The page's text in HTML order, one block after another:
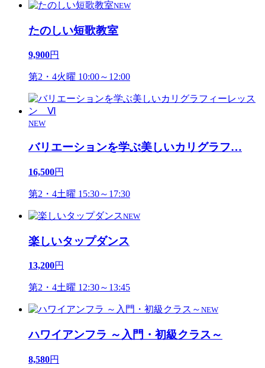
NEW
たのしい短歌教室
9,900円
第2・4火曜 10:00～12:00
NEW
バリエーションを学ぶ美しいカリグラフ…
16,500円
第2・4土曜 15:30～17:30
NEW
楽しいタップダンス
13,200円
第2・4土曜 12:30～13:45
NEW
ハワイアンフラ ～入門・初級クラス～
8,580円